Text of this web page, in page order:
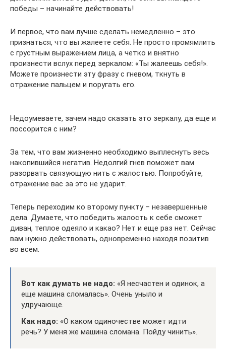
победы – начинайте действовать!
И первое, что вам лучше сделать немедленно – это
признаться, что вы жалеете себя. Не просто промямлить
с грустным выражением лица, а четко и внятно
произнести вслух перед зеркалом: «Ты жалеешь себя!».
Можете произнести эту фразу с гневом, ткнуть в
отражение пальцем и поругать его.
Недоумеваете, зачем надо сказать это зеркалу, да еще и
поссорится с ним?
За тем, что вам жизненно необходимо выплеснуть весь
накопившийся негатив. Недолгий гнев поможет вам
разорвать связующую нить с жалостью. Попробуйте,
отражение вас за это не ударит.
Теперь переходим ко второму пункту – незавершенные
дела. Думаете, что победить жалость к себе сможет
диван, теплое одеяло и какао? Нет и еще раз нет. Сейчас
вам нужно действовать, одновременно находя позитив
во всем.
Вот как думать не надо: «Я несчастен и одинок, а
еще машина сломалась». Очень уныло и
удручающе.
Как надо: «О каком одиночестве может идти
речь? У меня же машина сломана. Пойду чинить».